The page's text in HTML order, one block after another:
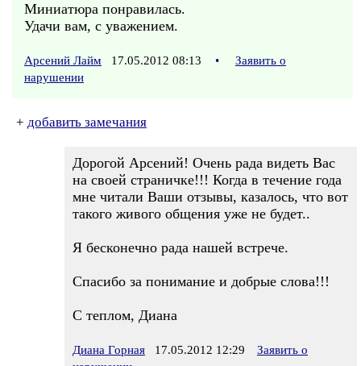
Миниатюра понравилась.
Удачи вам, с уважением.
Арсений Лайм 17.05.2012 08:13 •
Заявить о
нарушении
+ добавить замечания
Дорогой Арсений! Очень рада видеть Вас
на своей страничке!!! Когда в течение года
мне читали Ваши отзывы, казалось, что вот
такого живого общения уже не будет..
Я бесконечно рада нашей встрече.
Спасибо за понимание и добрые слова!!!
С теплом, Диана
Диана Горная 17.05.2012 12:29
Заявить о